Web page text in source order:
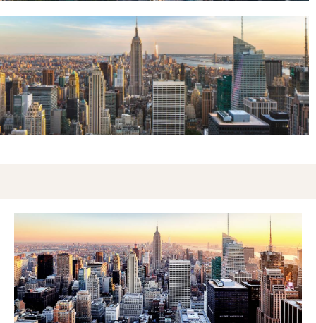
Découvrez New York dans les airs en profitant
d’une incroyable vue panoramique du quartier de
Manhattan et de ses alentours.
Rejoignez le sommet du Rockefeller Center et
profitez d’une des plus belles vues de New York !